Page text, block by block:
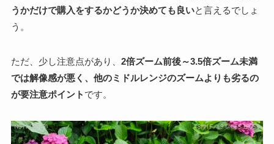
うかだけで購入をするかどうか決めても良いと言えるでしょ
う。
ただ、少し注意点があり、 2倍ズーム前後～3.5倍ズーム未満
では解像感が悪く、他のミドルレンジのズームよりも劣るの
が要注意ポイント です。